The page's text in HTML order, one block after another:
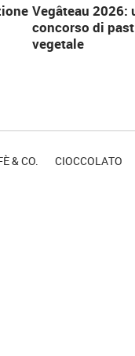
Vegâteau
concorso di
vegetale
& CO. CIOCCOLATO